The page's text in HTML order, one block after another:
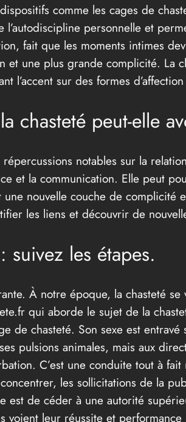
comme les cages de
personnelle et
fait que les moments intimes
et une plus grande complicité. La
l’accent sur des formes
chasteté peut-elle
notables sur la
et la communication. Elle peut
nouvelle couche de complicité
les liens et découvrir de
suivez les étapes.
À notre époque, la chasteté
qui aborde le sujet de la
de chasteté. Son sexe est
pulsions animales, mais aux
C’est une conduite tout à
les sollicitations de la
est de céder à une autorité
voient leur réussite et